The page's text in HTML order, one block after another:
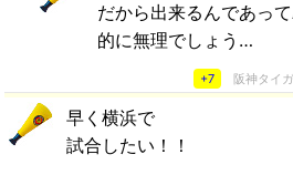
だから出来るんであっ
的に無理でしょう…
+7 阪神タイ
早く横浜で
試合したい！！